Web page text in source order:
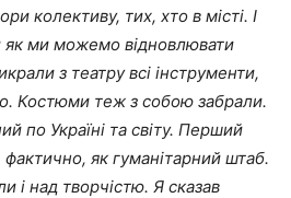
колективу, тих, хто в місті. І
як ми можемо відновлювати
з театру всі інструменти,
Костюми теж з собою забрали.
по Україні та світу. Перший
як гуманітарний штаб.
і над творчістю. Я сказав